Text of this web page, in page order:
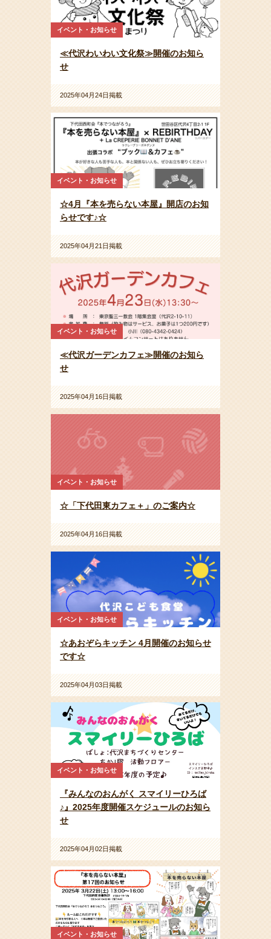
イベント・お知らせ
≪代沢わいわい文化祭≫開催のお知ら
せ
2025年04月24日掲載
イベント・お知らせ
☆4月『本を売らない本屋』開店のお知
らせです♪☆
2025年04月21日掲載
イベント・お知らせ
≪代沢ガーデンカフェ≫開催のお知ら
せ
2025年04月16日掲載
イベント・お知らせ
☆「下代田東カフェ＋」のご案内☆
2025年04月16日掲載
イベント・お知らせ
☆あおぞらキッチン 4月開催のお知らせ
です☆
2025年04月03日掲載
イベント・お知らせ
『みんなのおんがく スマイリーひろば
♪』2025年度開催スケジュールのお知ら
せ
2025年04月02日掲載
イベント・お知らせ